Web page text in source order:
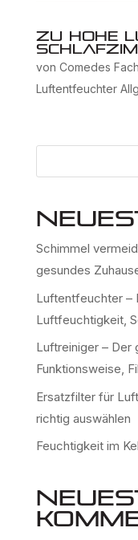
Zu hohe
von Comedes
Luftentfeuchter
Schimmel
gesundes
Luftentfeuchter –
Luftfeuchtigkeit,
Luftreiniger – Der
Funktionsweise,
Ersatzfilter für
richtig auswählen
Feuchtigkeit im